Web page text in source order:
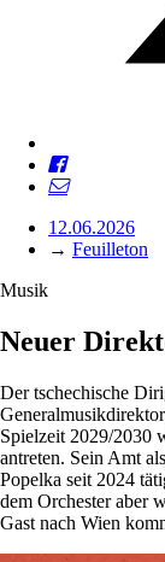
12.06.2026
→ Feuilleton
Musik
Neuer
Der tschechische
Spielzeit 2029/2030
antreten. Sein Amt
Popelka seit 2024
dem Orchester aber
Gast nach Wien